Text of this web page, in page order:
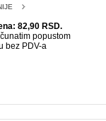
82,90 RSD.
popustom
bez PDV-a